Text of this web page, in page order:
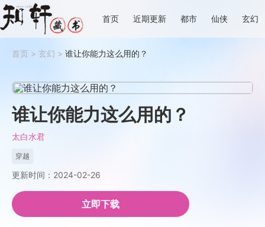
首页 近期更新 都市 仙侠 玄幻
首页 > 玄幻 > 谁让你能力这么用的？
谁让你能力这么用的？
太白水君
穿越
更新时间：2024-02-26
立即下载